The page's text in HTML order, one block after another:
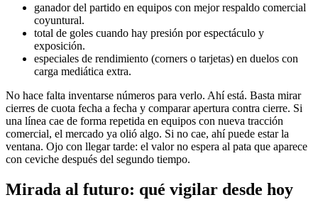
ganador del partido en equipos con mejor respaldo comercial
coyuntural.
total de goles cuando hay presión por espectáculo y
exposición.
especiales de rendimiento (corners o tarjetas) en duelos con
carga mediática extra.
No hace falta inventarse números para verlo. Ahí está. Basta mirar
cierres de cuota fecha a fecha y comparar apertura contra cierre. Si
una línea cae de forma repetida en equipos con nueva tracción
comercial, el mercado ya olió algo. Si no cae, ahí puede estar la
ventana. Ojo con llegar tarde: el valor no espera al pata que aparece
con ceviche después del segundo tiempo.
Mirada al futuro: qué vigilar desde hoy